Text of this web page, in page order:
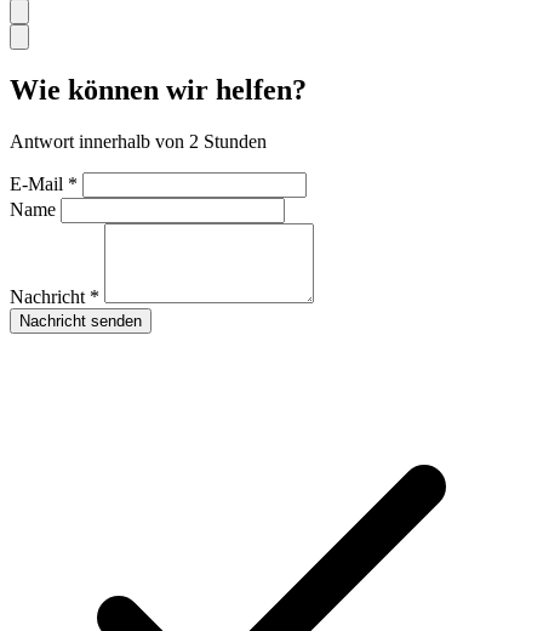
Wie können wir helfen?
Antwort innerhalb von 2 Stunden
E-Mail *
Name
Nachricht *
Nachricht senden